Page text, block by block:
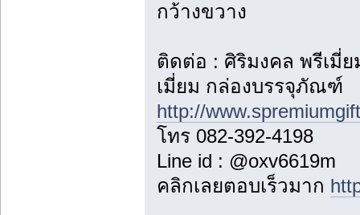
กว้างขวาง
ติดต่อ : ศิริมงคล พรีเมี่
เมี่ยม กล่องบรรจุภัณฑ์
http://
โทร 082-392-4198
Line id : @oxv6619m
คลิกเลยตอบเร็วมาก